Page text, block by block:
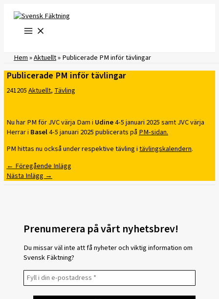
innehåll
Hem»Aktuellt»Publicerade PM inför tävlingar
Publicerade PM inför tävlingar
241205Aktuellt,Tävling
Nu har PM för JVC värja Dam i Udine4-5 januari 2025 samt JVC värja
Herrar i Basel4-5 januari 2025 publicerats på PM-sidan.
PM hittas nu också under respektive tävling itävlingskalendern.
← Föregående Inlägg
Nästa Inlägg →
Prenumerera på vårt nyhetsbrev!
Du missar väl inte att få nyheter och viktig information om
Svensk Fäktning?